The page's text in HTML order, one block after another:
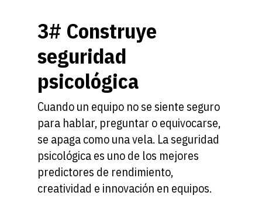
3# Construye
seguridad
psicológica
Cuando un equipo no se siente seguro
para hablar, preguntar o equivocarse,
se apaga como una vela. La seguridad
psicológica es uno de los mejores
predictores de rendimiento,
creatividad e innovación en equipos.
loft 2 A
E: info@be-up.es